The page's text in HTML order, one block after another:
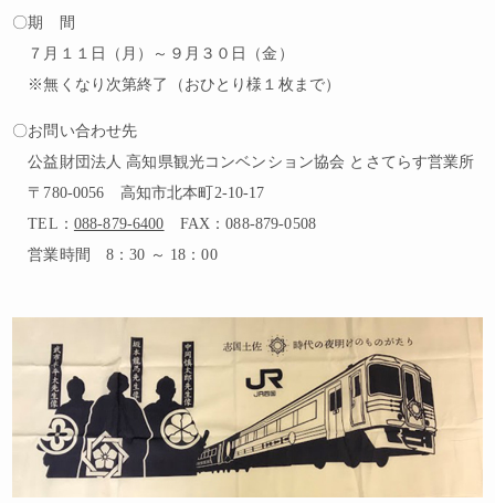
〇期 間
７月１１日（月）～９月３０日（金）
※無くなり次第終了（おひとり様１枚まで）
〇お問い合わせ先
公益財団法人 高知県観光コンベンション協会 とさてらす営業所
〒780-0056 高知市北本町2-10-17
TEL： 088-879-6400 FAX：088-879-0508
営業時間 8：30 ～ 18：00